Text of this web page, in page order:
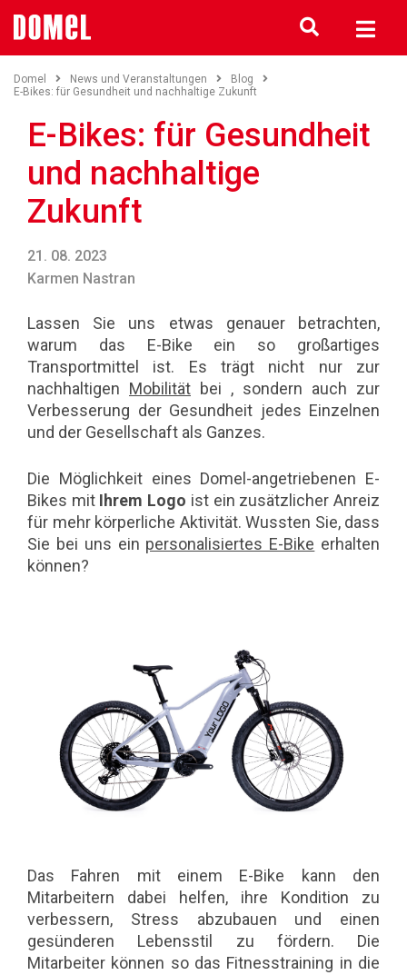
Domel News und Veranstaltungen
Blog
E-Bikes: für Gesundheit und nachhaltige Zukunft
E-Bikes: für Gesundheit
und nachhaltige
Zukunft
21. 08. 2023
Karmen Nastran
Lassen Sie uns etwas genauer betrachten,
warum das E-Bike ein so großartiges
Transportmittel ist. Es trägt nicht nur zur
nachhaltigen Mobilität bei , sondern auch zur
Verbesserung der Gesundheit jedes Einzelnen
und der Gesellschaft als Ganzes.
Die Möglichkeit eines Domel-angetriebenen E-
Bikes mit Ihrem Logo ist ein zusätzlicher Anreiz
für mehr körperliche Aktivität. Wussten Sie, dass
Sie bei uns ein personalisiertes E-Bike erhalten
können?
Das Fahren mit einem E-Bike kann den
Mitarbeitern dabei helfen, ihre Kondition zu
verbessern, Stress abzubauen und einen
gesünderen Lebensstil zu fördern. Die
Mitarbeiter können so das Fitnesstraining in die